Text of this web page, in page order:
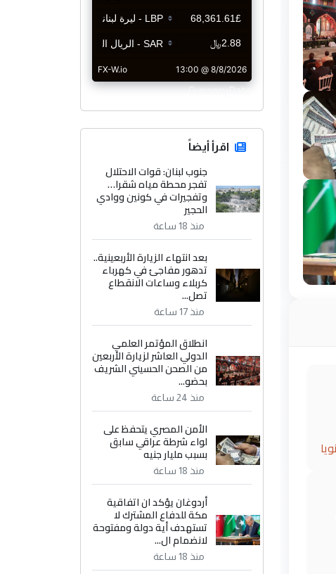
CurrencyRate
اقرأ أيضاً
جنوب لبنان: قوات الاحتلال
تفجر محطة مياه شقرا…
وتفجيرات في كونين ووادي
الحجير
منذ 18 ساعة
بعد انتهاء الزيارة الأربعينية..
تدهور مفاجئ في كهرباء
كربلاء وساعات الانقطاع
تصل...
منذ 17 ساعة
انطلاق المؤتمر العلمي
الدولي العاشر لزيارة الأربعين
من الصحن الحسيني الشريف
بحضو...
منذ 24 ساعة
الأمن المصري يتحفظ على
لواء شرطة عراقي سابق
بسبب مليار جنيه
منذ 18 ساعة
أردوغان يؤكد ان اتفاقية
مكة للدفاع المشترك لا
تستهدف أية دولة ومفتوحة
لانضمام ال...
منذ 18 ساعة